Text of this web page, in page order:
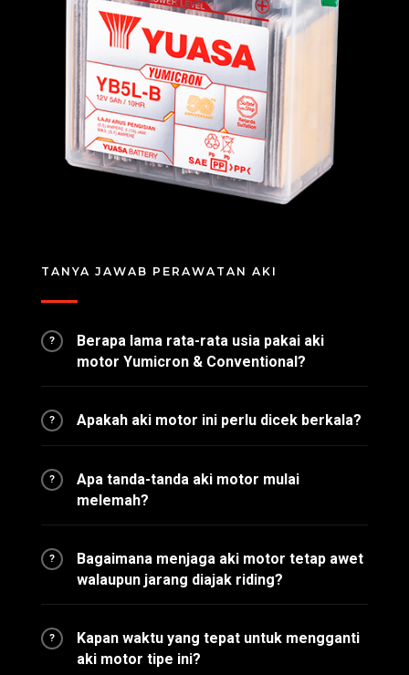
TANYA JAWAB PERAWATAN AKI
?
Berapa lama rata-rata usia pakai aki
motor Yumicron & Conventional?
? Apakah aki motor ini perlu dicek berkala?
?
Apa tanda-tanda aki motor mulai
melemah?
?
Bagaimana menjaga aki motor tetap awet
walaupun jarang diajak riding?
?
Kapan waktu yang tepat untuk mengganti
aki motor tipe ini?